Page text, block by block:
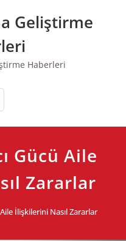
Geliştirme
Haberleri
Gücü Aile
Zararlar
Aile İlişkilerini Nasıl Zararlar